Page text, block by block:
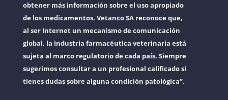
obtener más información sobre el uso apropiado
de los medicamentos. Vetanco SA reconoce que,
al ser Internet un mecanismo de comunicación
global, la industria farmacéutica veterinaria está
sujeta al marco regulatorio de cada país. Siempre
sugerimos consultar a un profesional calificado si
tienes dudas sobre alguna condición patológica”.